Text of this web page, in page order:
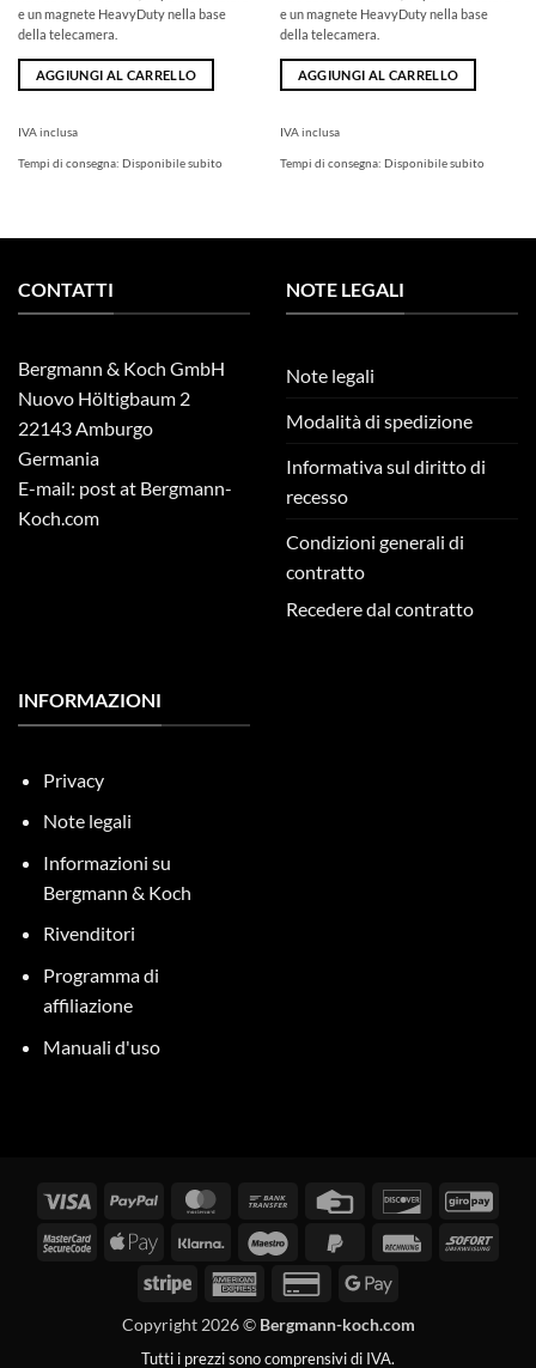
e un magnete HeavyDuty nella base
della telecamera.
AGGIUNGI AL CARRELLO
IVA inclusa
Tempi di consegna: Disponibile subito
e un magnete HeavyDuty nella base
della telecamera.
AGGIUNGI AL CARRELLO
IVA inclusa
Tempi di consegna: Disponibile subito
CONTATTI
Bergmann & Koch GmbH
Nuovo Höltigbaum 2
22143 Amburgo
Germania
E-mail: post at Bergmann-
Koch.com
NOTE LEGALI
Note legali
Modalità di spedizione
Informativa sul diritto di
recesso
Condizioni generali di
contratto
Recedere dal contratto
INFORMAZIONI
Privacy
Note legali
Informazioni su
Bergmann & Koch
Rivenditori
Programma di
affiliazione
Manuali d'uso
Visti PayPal MasterCardBonifico
Carta
credito
Scopri
MasterCardApple
Klarna Maestro
PayPal
Fattura
Stripe
American
Carta
credito
2
Google
Copyright 2026 © Bergmann-koch.com
Tutti i prezzi sono comprensivi di IVA.